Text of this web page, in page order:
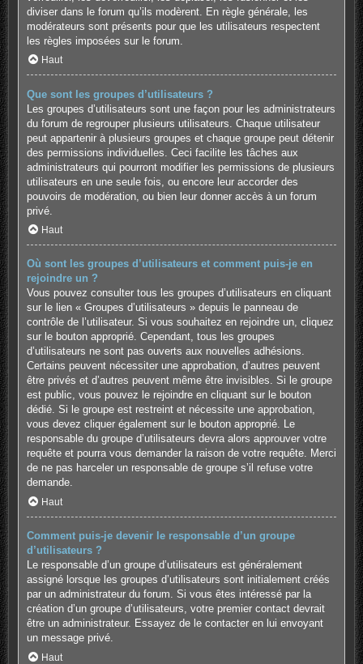
diviser dans le forum qu’ils modèrent. En règle générale, les
modérateurs sont présents pour que les utilisateurs respectent
les règles imposées sur le forum.
Haut
Que sont les groupes d’utilisateurs ?
Les groupes d’utilisateurs sont une façon pour les administrateurs
du forum de regrouper plusieurs utilisateurs. Chaque utilisateur
peut appartenir à plusieurs groupes et chaque groupe peut détenir
des permissions individuelles. Ceci facilite les tâches aux
administrateurs qui pourront modifier les permissions de plusieurs
utilisateurs en une seule fois, ou encore leur accorder des
pouvoirs de modération, ou bien leur donner accès à un forum
privé.
Haut
Où sont les groupes d’utilisateurs et comment puis-je en
rejoindre un ?
Vous pouvez consulter tous les groupes d’utilisateurs en cliquant
sur le lien « Groupes d’utilisateurs » depuis le panneau de
contrôle de l’utilisateur. Si vous souhaitez en rejoindre un, cliquez
sur le bouton approprié. Cependant, tous les groupes
d’utilisateurs ne sont pas ouverts aux nouvelles adhésions.
Certains peuvent nécessiter une approbation, d’autres peuvent
être privés et d’autres peuvent même être invisibles. Si le groupe
est public, vous pouvez le rejoindre en cliquant sur le bouton
dédié. Si le groupe est restreint et nécessite une approbation,
vous devez cliquer également sur le bouton approprié. Le
responsable du groupe d’utilisateurs devra alors approuver votre
requête et pourra vous demander la raison de votre requête. Merci
de ne pas harceler un responsable de groupe s’il refuse votre
demande.
Haut
Comment puis-je devenir le responsable d’un groupe
d’utilisateurs ?
Le responsable d’un groupe d’utilisateurs est généralement
assigné lorsque les groupes d’utilisateurs sont initialement créés
par un administrateur du forum. Si vous êtes intéressé par la
création d’un groupe d’utilisateurs, votre premier contact devrait
être un administrateur. Essayez de le contacter en lui envoyant
un message privé.
Haut